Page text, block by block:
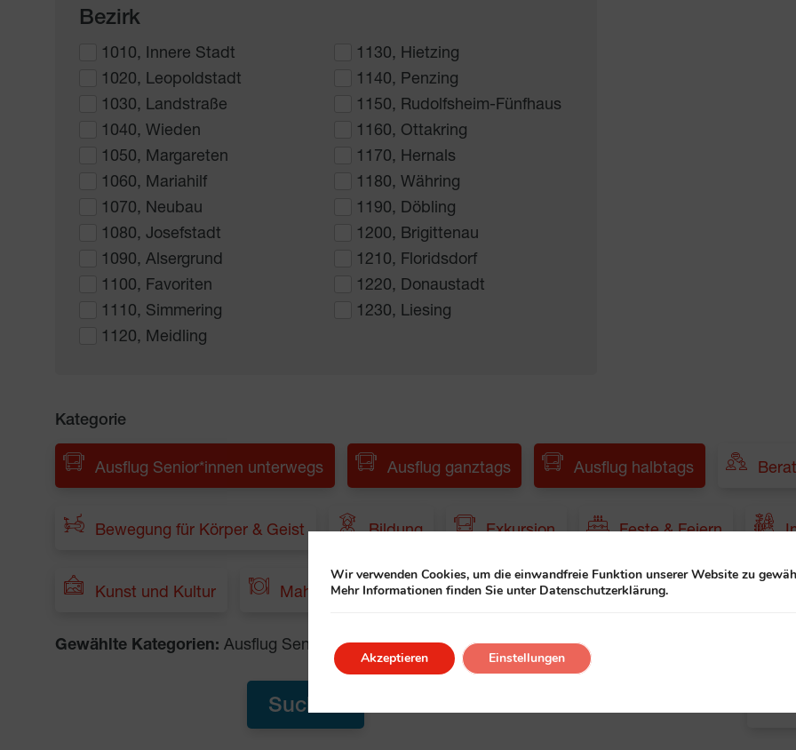
Bezirk
1010, Innere Stadt
1020, Leopoldstadt
1030, Landstraße
1040, Wieden
1050, Margareten
1060, Mariahilf
1070, Neubau
1080, Josefstadt
1090, Alsergrund
1100, Favoriten
1110, Simmering
1120, Meidling
1130, Hietzing
1140, Penzing
1150, Rudolfsheim-Fünfhaus
1160, Ottakring
1170, Hernals
1180, Währing
1190, Döbling
1200, Brigittenau
1210, Floridsdorf
1220, Donaustadt
1230, Liesing
Kategorie
Ausflug Senior*innen unterwegs Ausflug ganztags Ausflug halbtags
Bewegung für Körper & Geist Bildung Exkursion Feste & Feiern
Kunst und Kultur Mahlzeit Musik und Tanz Pflegende Angehörige
Gewählte Kategorien: Ausflug Senior*innen unterwegs, Ausflug ganztags, Ausflug halbtags
Wir verwenden Cookies, um die einwandfreie Funktion unserer Website zu
Mehr Informationen finden Sie unter Datenschutzerklärung.
Akzeptieren Einstellungen